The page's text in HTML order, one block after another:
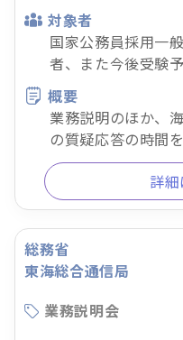
詳
対象者
国家公務員採用一
者、また今後受験
概要
業務説明のほか、
の質疑応答の時間
総務省
東海総合通信局
業務説明会